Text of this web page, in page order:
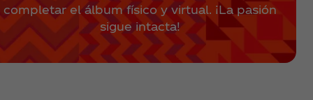
completar el álbum físico y virtual. ¡La pasión
sigue intacta!